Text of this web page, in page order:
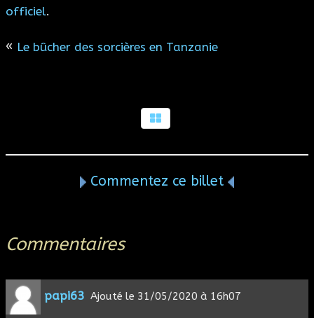
officiel.
« Le bûcher des sorcières en Tanzanie
Commentez ce billet
Commentaires
papi63 Ajouté le 31/05/2020 à 16h07